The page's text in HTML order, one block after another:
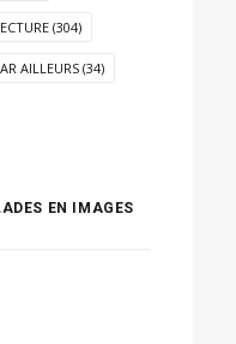
(304)
AILLEURS (34)
EN IMAGES